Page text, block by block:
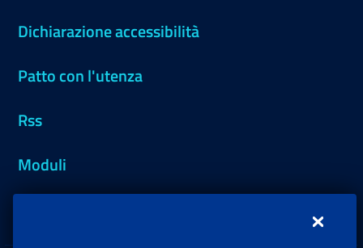
Dichiarazione accessibilità
Patto con l'utenza
Rss
Moduli